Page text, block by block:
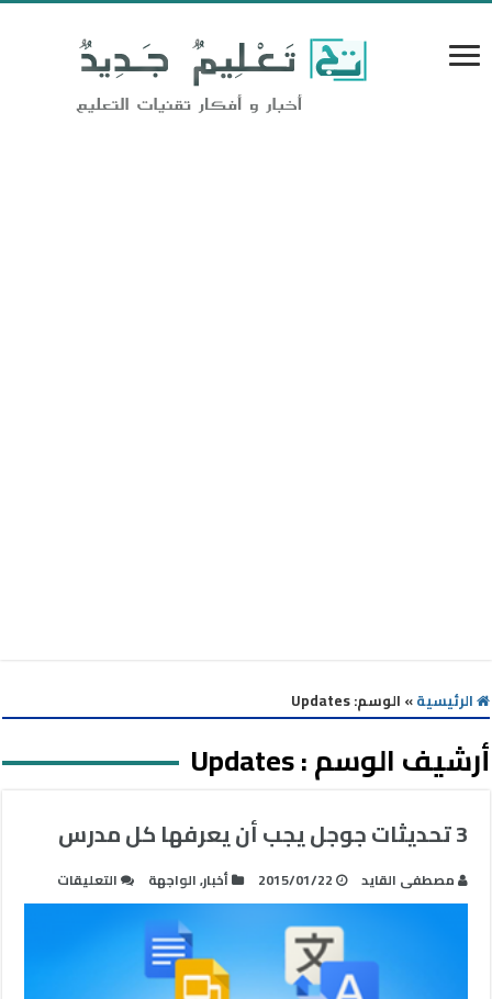
الرئيسية» الوسم:Updates
أرشيف الوسم :Updates
3 تحديثات جوجل يجب أن يعرفها كل مدرس
مصطفى القايد 2015/01/22 أخبار,الواجهة التعليقات
3